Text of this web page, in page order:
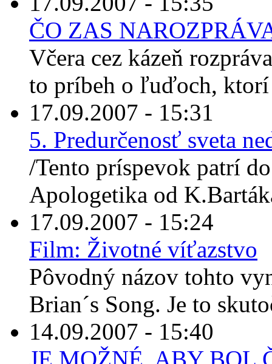
ČO ZAS
Včera cez kázeň
to príbeh o ľuďoch, ktorí
17.09.2007 - 15:31
5. Predurčenosť sveta
/Tento príspevok patrí
Apologetika od
17.09.2007 - 15:24
Film: Životné víťazstvo
Pôvodný názov tohto
Brian´s Song. Je to
14.09.2007 - 15:40